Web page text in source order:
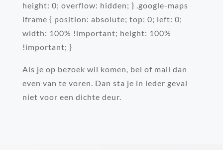
height: 0; overflow: hidden; } .google-maps
iframe { position: absolute; top: 0; left: 0;
width: 100% !important; height: 100%
!important; }
Als je op bezoek wil komen, bel of mail dan
even van te voren. Dan sta je in ieder geval
niet voor een dichte deur.